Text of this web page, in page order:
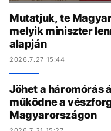
Mutatjuk, te
melyik miniszter
alapján
2026.7.27 15:44
Jöhet a háromórás
működne a
Magyarországon